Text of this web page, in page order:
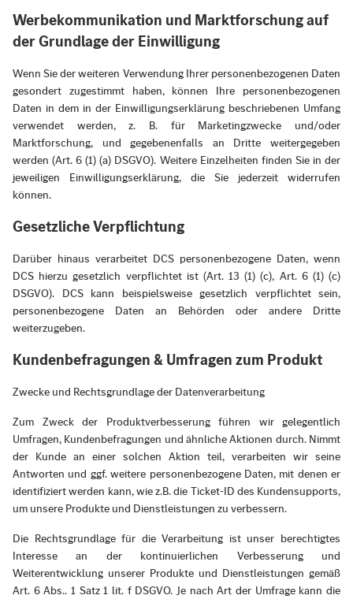
Werbekommunikation und Marktforschung auf
der Grundlage der Einwilligung
Wenn Sie der weiteren Verwendung Ihrer personenbezogenen Daten
gesondert zugestimmt haben, können Ihre personenbezogenen
Daten in dem in der Einwilligungserklärung beschriebenen Umfang
verwendet werden, z. B. für Marketingzwecke und/oder
Marktforschung, und gegebenenfalls an Dritte weitergegeben
werden (Art. 6 (1) (a) DSGVO). Weitere Einzelheiten finden Sie in der
jeweiligen Einwilligungserklärung, die Sie jederzeit widerrufen
können.
Gesetzliche Verpflichtung
Darüber hinaus verarbeitet DCS personenbezogene Daten, wenn
DCS hierzu gesetzlich verpflichtet ist (Art. 13 (1) (c), Art. 6 (1) (c)
DSGVO). DCS kann beispielsweise gesetzlich verpflichtet sein,
personenbezogene Daten an Behörden oder andere Dritte
weiterzugeben.
Kundenbefragungen & Umfragen zum Produkt
Zwecke und Rechtsgrundlage der Datenverarbeitung
Zum Zweck der Produktverbesserung führen wir gelegentlich
Umfragen, Kundenbefragungen und ähnliche Aktionen durch. Nimmt
der Kunde an einer solchen Aktion teil, verarbeiten wir seine
Antworten und ggf. weitere personenbezogene Daten, mit denen er
identifiziert werden kann, wie z.B. die Ticket-ID des Kundensupports,
um unsere Produkte und Dienstleistungen zu verbessern.
Die Rechtsgrundlage für die Verarbeitung ist unser berechtigtes
Interesse an der kontinuierlichen Verbesserung und
Weiterentwicklung unserer Produkte und Dienstleistungen gemäß
Art. 6 Abs.. 1 Satz 1 lit. f DSGVO. Je nach Art der Umfrage kann die